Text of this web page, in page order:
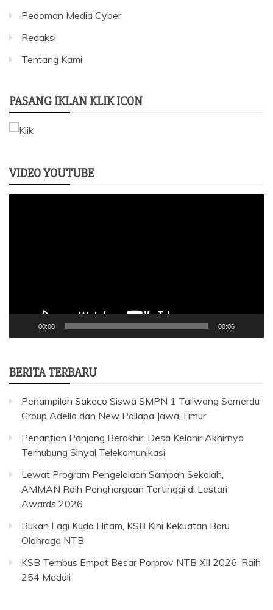
Pedoman Media Cyber
Redaksi
Tentang Kami
PASANG IKLAN KLIK ICON
VIDEO YOUTUBE
00:00 00:06
BERITA TERBARU
Penampilan Sakeco Siswa SMPN 1 Taliwang Semerdu
Group Adella dan New Pallapa Jawa Timur
Penantian Panjang Berakhir, Desa Kelanir Akhirnya
Terhubung Sinyal Telekomunikasi
Lewat Program Pengelolaan Sampah Sekolah,
AMMAN Raih Penghargaan Tertinggi di Lestari
Awards 2026
Bukan Lagi Kuda Hitam, KSB Kini Kekuatan Baru
Olahraga NTB
KSB Tembus Empat Besar Porprov NTB XII 2026, Raih
254 Medali